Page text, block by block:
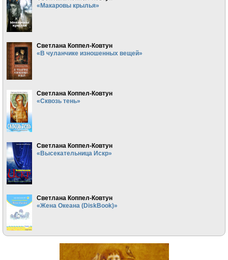
«Макаровы крылья»
Светлана Коппел-Ковтун
«В чуланчике изношенных вещей»
Светлана Коппел-Ковтун
«Сквозь тень»
Светлана Коппел-Ковтун
«Высекательница Искр»
Светлана Коппел-Ковтун
«Жена Океана (DiskBook)»